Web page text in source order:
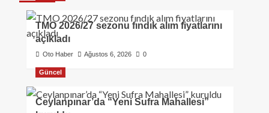
TMO 2026/27 sezonu fındık alım fiyatlarını
açıkladı
Oto Haber Ağustos 6, 2026 0
Güncel
Ceylanpınar’da “Yeni Sufra Mahallesi”